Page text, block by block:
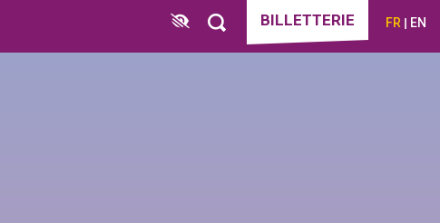
BILLETTERIE FR EN